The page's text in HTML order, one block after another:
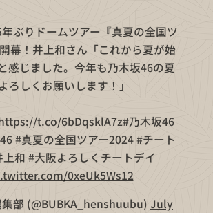
ぶりドームツアー『真夏の全国ツ
幕！井上和さん「これから夏が始
感じました。今年も乃木坂46の夏
ろしくお願いします！」
t.co/6bDqsklA7z#乃木坂46
#真夏の全国ツアー2024#チート
上和 #大阪よろしくチートデイ
0xeUk5Ws12
部 (@BUBKA_henshuubu) July